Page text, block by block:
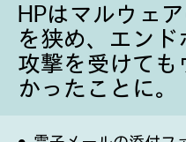
HPはマルウェ
を狭め、エンド
攻撃を受けて
かったことに。